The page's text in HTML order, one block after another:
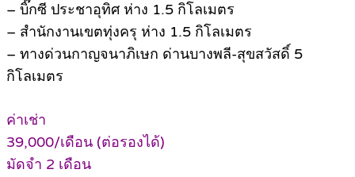
– บิ๊กซี ประชาอุทิศ ห่าง 1.5 กิโลเมตร
– สำนักงานเขตทุ่งครุ ห่าง 1.5 กิโลเมตร
– ทางด่วนกาญจนาภิเษก ด่านบางพลี-สุขสวัสดิ์ 5
กิโลเมตร
ค่าเช่า
39,000/เดือน (ต่อรองได้)
มัดจำ 2 เดือน